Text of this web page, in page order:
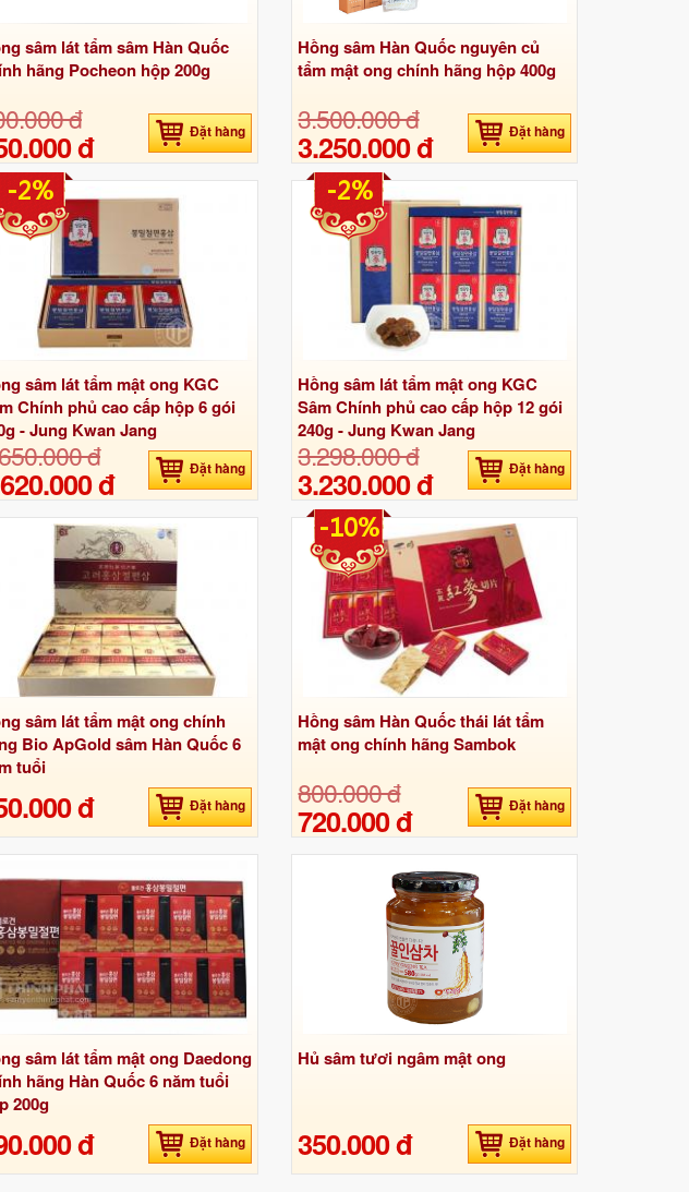
sâm lát tẩm sâm Hàn Quốc
hãng Pocheon hộp 200g
đ
đ Đặt hàng
Hồng sâm Hàn Quốc nguyên củ
tẩm mật ong chính hãng hộp 400g
3.500.000 đ
3.250.000 đ Đặt hàng
sâm lát tẩm mật ong KGC
Chính phủ cao cấp hộp 6 gói
- Jung Kwan Jang
đ
đ Đặt hàng
-2%
Hồng sâm lát tẩm mật ong KGC
Sâm Chính phủ cao cấp hộp 12 gói
240g - Jung Kwan Jang
3.298.000 đ
3.230.000 đ Đặt hàng
-2%
sâm lát tẩm mật ong chính
Bio ApGold sâm Hàn Quốc 6
tuổi
đ Đặt hàng
Hồng sâm Hàn Quốc thái lát tẩm
mật ong chính hãng Sambok
800.000 đ
720.000 đ Đặt hàng
-10%
sâm lát tẩm mật ong Daedong
hãng Hàn Quốc 6 năm tuổi
200g
đ Đặt hàng
Hủ sâm tươi ngâm mật ong
350.000 đ Đặt hàng